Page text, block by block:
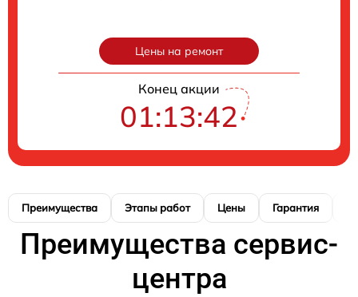
Цены на ремонт
Конец акции
01:13:41
Преимущества Этапы работ Цены Гарантия
Преимущества сервис-
центра